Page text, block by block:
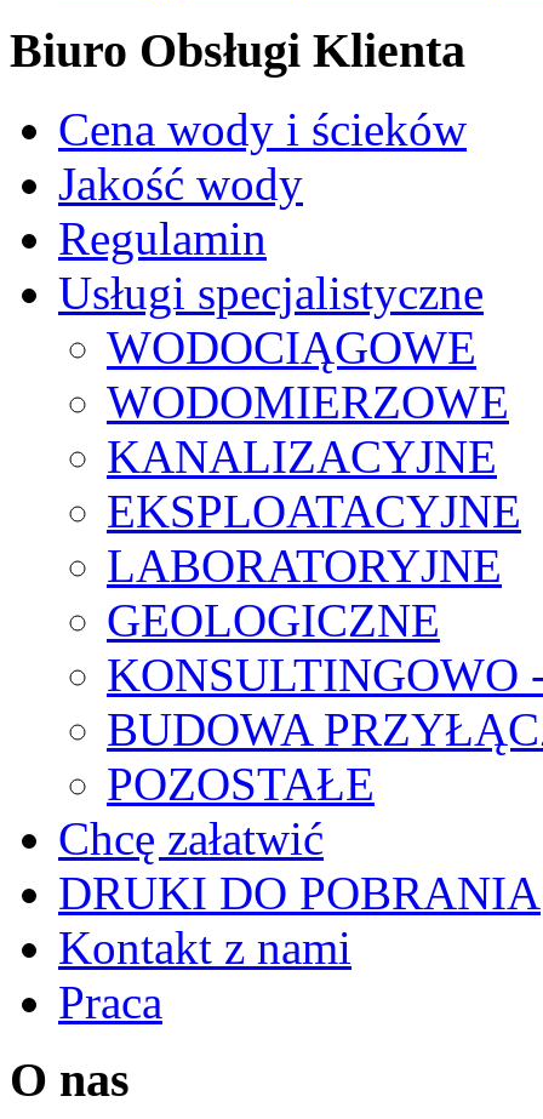
Biuro Obsługi Klienta
Cena wody i ścieków
Jakość wody
Regulamin
Usługi specjalistyczne
WODOCIĄGOWE
WODOMIERZOWE
KANALIZACYJNE
EKSPLOATACYJNE
LABORATORYJNE
GEOLOGICZNE
KONSULTINGOWO
BUDOWA
POZOSTAŁE
Chcę załatwić
DRUKI DO POBRANIA
Kontakt z nami
Praca
O nas